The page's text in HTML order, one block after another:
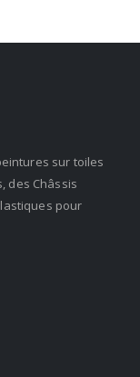
sur toiles
des Châssis
pour